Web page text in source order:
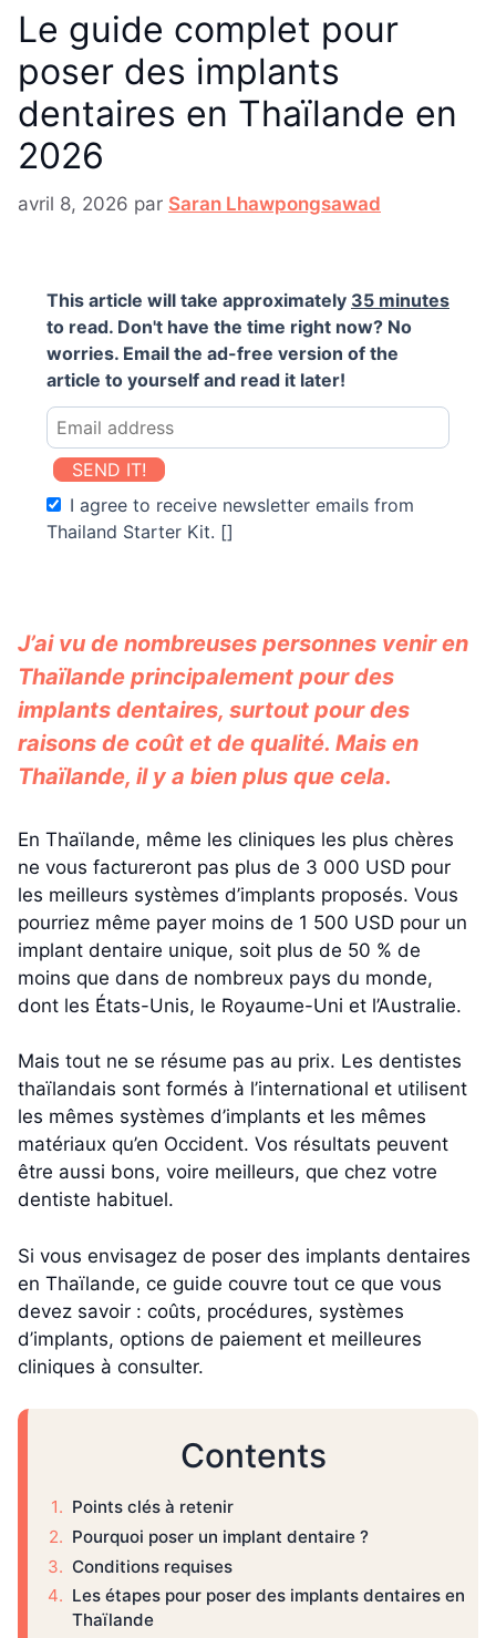
Le guide complet pour
poser des implants
dentaires en Thaïlande en
2026
avril 8, 2026 par Saran Lhawpongsawad
This article will take approximately 35 minutes
to read. Don't have the time right now? No
worries. Email the ad-free version of the
article to yourself and read it later!
SEND IT!
I agree to receive newsletter emails from
Thailand Starter Kit. []
J’ai vu de nombreuses personnes venir en
Thaïlande principalement pour des
implants dentaires, surtout pour des
raisons de coût et de qualité. Mais en
Thaïlande, il y a bien plus que cela.
En Thaïlande, même les cliniques les plus chères
ne vous factureront pas plus de 3 000 USD pour
les meilleurs systèmes d’implants proposés. Vous
pourriez même payer moins de 1 500 USD pour un
implant dentaire unique, soit plus de 50 % de
moins que dans de nombreux pays du monde,
dont les États-Unis, le Royaume-Uni et l’Australie.
Mais tout ne se résume pas au prix. Les dentistes
thaïlandais sont formés à l’international et utilisent
les mêmes systèmes d’implants et les mêmes
matériaux qu’en Occident. Vos résultats peuvent
être aussi bons, voire meilleurs, que chez votre
dentiste habituel.
Si vous envisagez de poser des implants dentaires
en Thaïlande, ce guide couvre tout ce que vous
devez savoir : coûts, procédures, systèmes
d’implants, options de paiement et meilleures
cliniques à consulter.
Contents
Points clés à retenir
Pourquoi poser un implant dentaire ?
Conditions requises
Les étapes pour poser des implants dentaires en
Thaïlande